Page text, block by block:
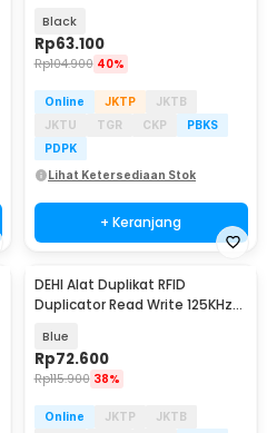
Black
Rp63.100
Rp104.900 40%
Online JKTP
JKTB
JKTU
TGR CKP
PBKS
PDPK
Lihat Ketersediaan Stok
+ Keranjang
DEHI Alat Duplikat RFID
Duplicator Read Write 125KHz
Blue
Rp72.600
Rp115.900 38%
Online JKTP
JKTB